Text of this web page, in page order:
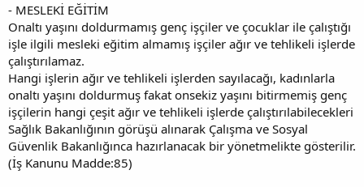
- MESLEKİ EĞİTİM
Onaltı yaşını doldurmamış genç işçiler ve çocuklar ile çalıştığı
işle ilgili mesleki eğitim almamış işçiler ağır ve tehlikeli işlerde
çalıştırılamaz.
Hangi işlerin ağır ve tehlikeli işlerden sayılacağı, kadınlarla
onaltı yaşını doldurmuş fakat onsekiz yaşını bitirmemiş genç
işçilerin hangi çeşit ağır ve tehlikeli işlerde çalıştırılabilecekleri
Sağlık Bakanlığının görüşü alınarak Çalışma ve Sosyal
Güvenlik Bakanlığınca hazırlanacak bir yönetmelikte gösterilir.
(İş Kanunu Madde:85)